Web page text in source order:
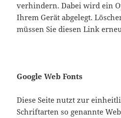
verhindern. Dabei wird ein
Ihrem Gerät abgelegt.
müssen Sie diesen Link
Google Web Fonts
Diese Seite nutzt zur
Schriftarten so genannte